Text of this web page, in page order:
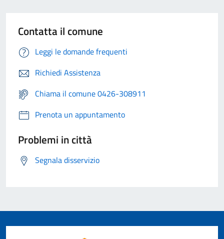
Contatta il comune
Leggi le domande frequenti
Richiedi Assistenza
Chiama il comune 0426-308911
Prenota un appuntamento
Problemi in città
Segnala disservizio